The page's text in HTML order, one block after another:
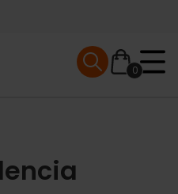
0
Mobile menu